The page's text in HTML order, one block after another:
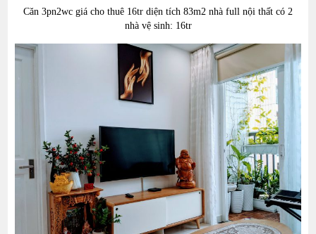
Căn 3pn2wc giá cho thuê 16tr diện tích 83m2 nhà full nội thất có 2
nhà vệ sinh: 16tr